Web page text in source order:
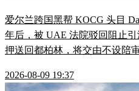
爱尔兰跨国黑帮 KOCG 头目
年后，被 UAE 法院驳回阻止
押送回都柏林，将交由不设陪
2026-08-09 19:37